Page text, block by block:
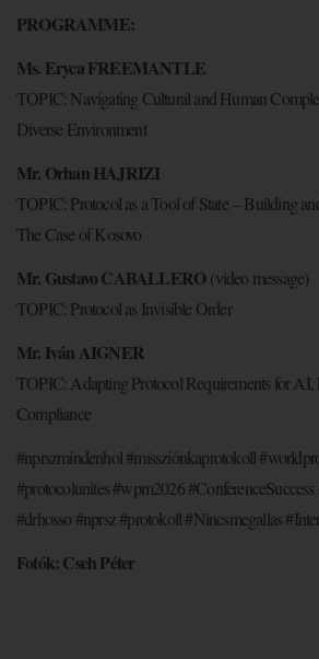
PROGRAMME:
Ms. Eryca FREEMANTLE
TOPIC: Navigating Cultural and Human
Diverse Environment
Mr. Orhan HAJRIZI
TOPIC: Protocol as a Tool of State – Building
The Case of Kosovo
Mr. Gustavo CABALLERO(video message)
TOPIC: Protocol as Invisible Order
Mr. Iván AIGNER
TOPIC: Adapting Protocol Requirements for
Compliance
#nprszmindenhol #missziónkaprotokoll
#protocolunites #wpm2026
#drhosso #nprsz #protokoll #Nincsmegallas
Fotók: Cseh Péter